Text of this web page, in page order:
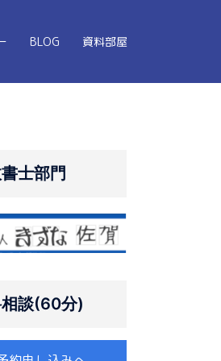
BLOG 資料部屋
士部門
談(60分)